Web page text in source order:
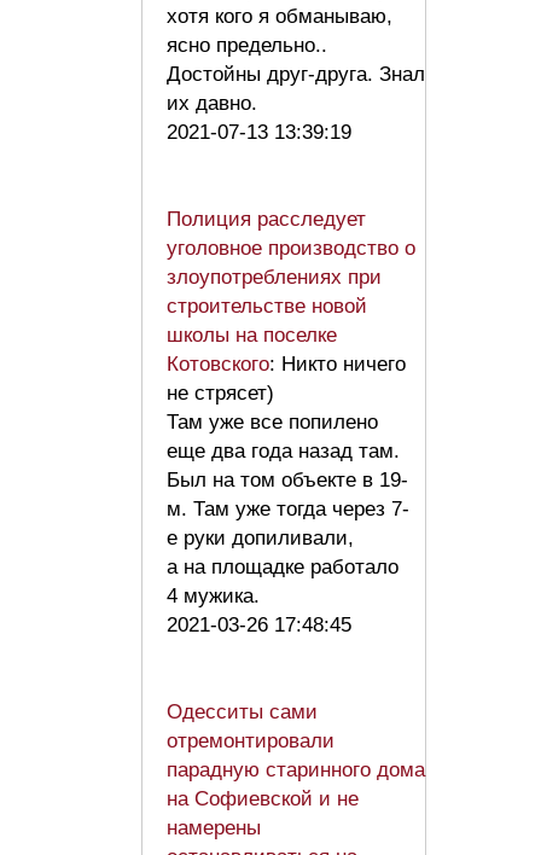
хотя кого я обманываю,
ясно предельно..
Достойны друг-друга. Знал
их давно.
2021-07-13 13:39:19
Полиция расследует
уголовное производство о
злоупотреблениях при
строительстве новой
школы на поселке
Котовского: Никто ничего
не стрясет)
Там уже все попилено
еще два года назад там.
Был на том объекте в 19-
м. Там уже тогда через 7-
е руки допиливали,
а на площадке работало
4 мужика.
2021-03-26 17:48:45
Одесситы сами
отремонтировали
парадную старинного дома
на Софиевской и не
намерены